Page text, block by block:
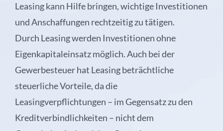
Leasing kann Hilfe bringen, wichtige Investitionen
und Anschaffungen rechtzeitig zu tätigen.
Durch Leasing werden Investitionen ohne
Eigenkapitaleinsatz möglich. Auch bei der
Gewerbesteuer hat Leasing beträchtliche
steuerliche Vorteile, da die
Leasingverpflichtungen – im Gegensatz zu den
Kreditverbindlichkeiten – nicht dem